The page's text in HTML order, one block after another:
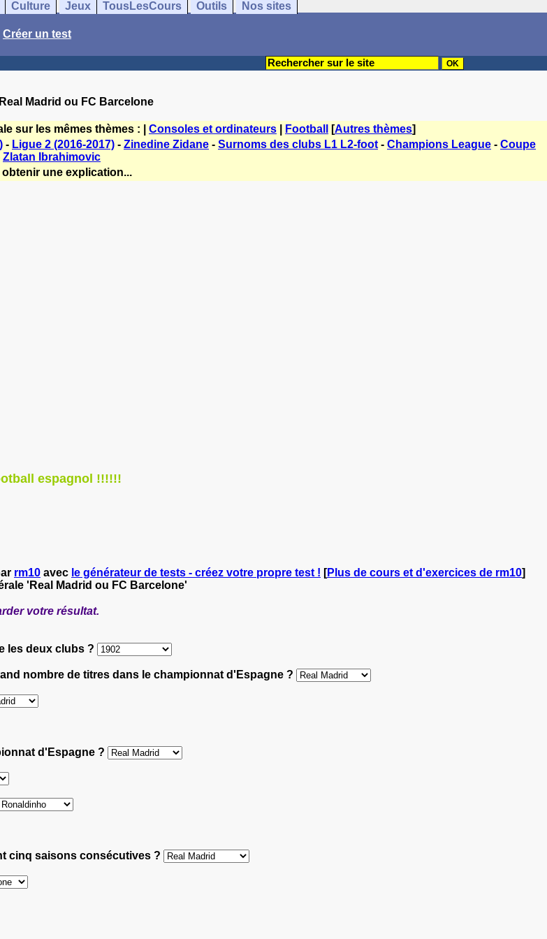
Culture Jeux TousLesCours Outils Nos sites
Créer un test
Madrid ou FC Barcelone
sur les mêmes thèmes : | Consoles et ordinateurs Football [Autres thèmes]
- Ligue 2 (2016-2017) - Zinedine Zidane - Surnoms des clubs L1 L2-foot - Champions League - Coupe
Zlatan Ibrahimovic
une explication...
espagnol !!!!!!
rm10 avec le générateur de tests - créez votre propre test ! [Plus de cours et d'exercices de rm10]
'Real Madrid ou FC Barcelone'
votre résultat.
les deux clubs ?
nombre de titres dans le championnat d'Espagne ?
d'Espagne ?
cinq saisons consécutives ?